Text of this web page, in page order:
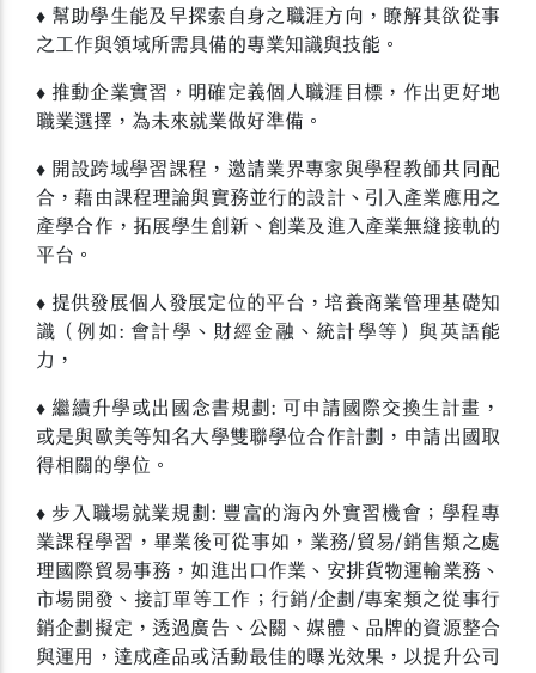
♦ 幫助學生能及早探索自身之職涯方向，瞭解其欲從事
之工作與領域所需具備的專業知識與技能。
♦ 推動企業實習，明確定義個人職涯目標，作出更好地
職業選擇，為未來就業做好準備。
♦ 開設跨域學習課程，邀請業界專家與學程教師共同配
合，藉由課程理論與實務並行的設計、引入產業應用之
產學合作，拓展學生創新、創業及進入產業無縫接軌的
平台。
♦ 提供發展個人發展定位的平台，培養商業管理基礎知
識（例如: 會計學、財經金融、統計學等）與英語能
力，
♦ 繼續升學或出國念書規劃: 可申請國際交換生計畫，
或是與歐美等知名大學雙聯學位合作計劃，申請出國取
得相關的學位。
♦ 步入職場就業規劃: 豐富的海內外實習機會；學程專
業課程學習，畢業後可從事如，業務/貿易/銷售類之處
理國際貿易事務，如進出口作業、安排貨物運輸業務、
市場開發、接訂單等工作；行銷/企劃/專案類之從事行
銷企劃擬定，透過廣告、公關、媒體、品牌的資源整合
與運用，達成產品或活動最佳的曝光效果，以提升公司